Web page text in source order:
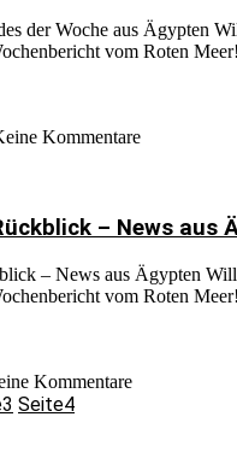
der Woche aus Ägypten
vom Roten
Kommentare
– News aus
– News aus Ägypten
vom Roten
Kommentare
3 Seite4